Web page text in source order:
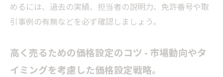
めるには、過去の実績、担当者の説明力、免許番号や取
引事例の有無などを必ず確認しましょう。
高く売るための価格設定のコツ - 市場動向やタ
イミングを考慮した価格設定戦略。